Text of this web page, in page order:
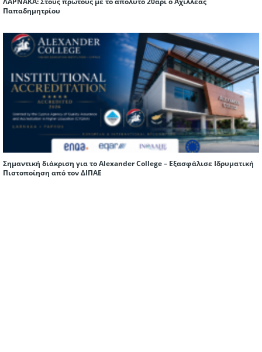
Παπαδημητρίου
Σημαντική διάκριση για το Alexander College – Εξασφάλισε Ιδρυματική
Πιστοποίηση από τον ΔΙΠΑΕ